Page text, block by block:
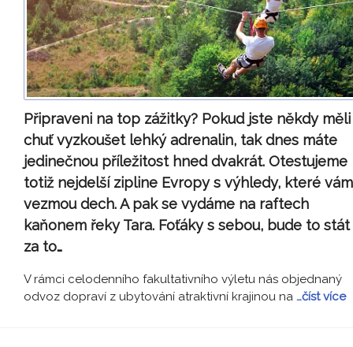
Připraveni na top zážitky? Pokud jste někdy měli
chuť vyzkoušet lehký adrenalin, tak dnes máte
jedinečnou příležitost hned dvakrát. Otestujeme
totiž nejdelší zipline Evropy s výhledy, které vám
vezmou dech. A pak se vydáme na raftech
kaňonem řeky Tara. Foťáky s sebou, bude to stát
za to…
V rámci celodenního fakultativního výletu nás objednaný
odvoz dopraví z ubytování atraktivní krajinou na …číst více